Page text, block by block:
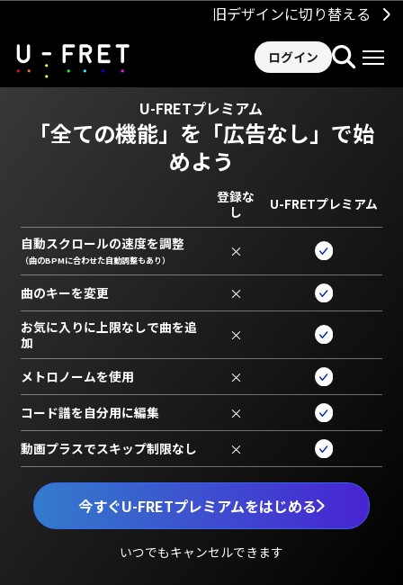
旧デザインに切り替える
ログイン
U-FRETプレミアム
「全ての機能」を 「広告なし」で始
めよう
今すぐU-FRETプレミアムをはじめる
いつでもキャンセルできます
登録な
し
U-FRETプレミアム
自動スクロールの速度を調整
（曲のBPMに合わせた自動調整もあり） ×
曲のキーを変更 ×
お気に入りに上限なしで曲を追
加
×
メトロノームを使用 ×
コード譜を自分用に編集 ×
動画プラスでスキップ制限なし ×